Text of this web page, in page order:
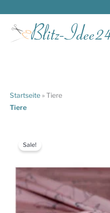
springen
Startseite »Tiere
Tiere
Sale!